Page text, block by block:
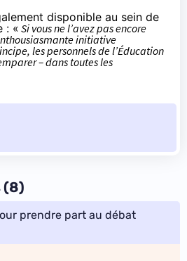
disponible au sein de
: « Si vous ne l’avez pas encore
initiative
les personnels de l’Éducation
– dans toutes les
(8)
prendre part au débat